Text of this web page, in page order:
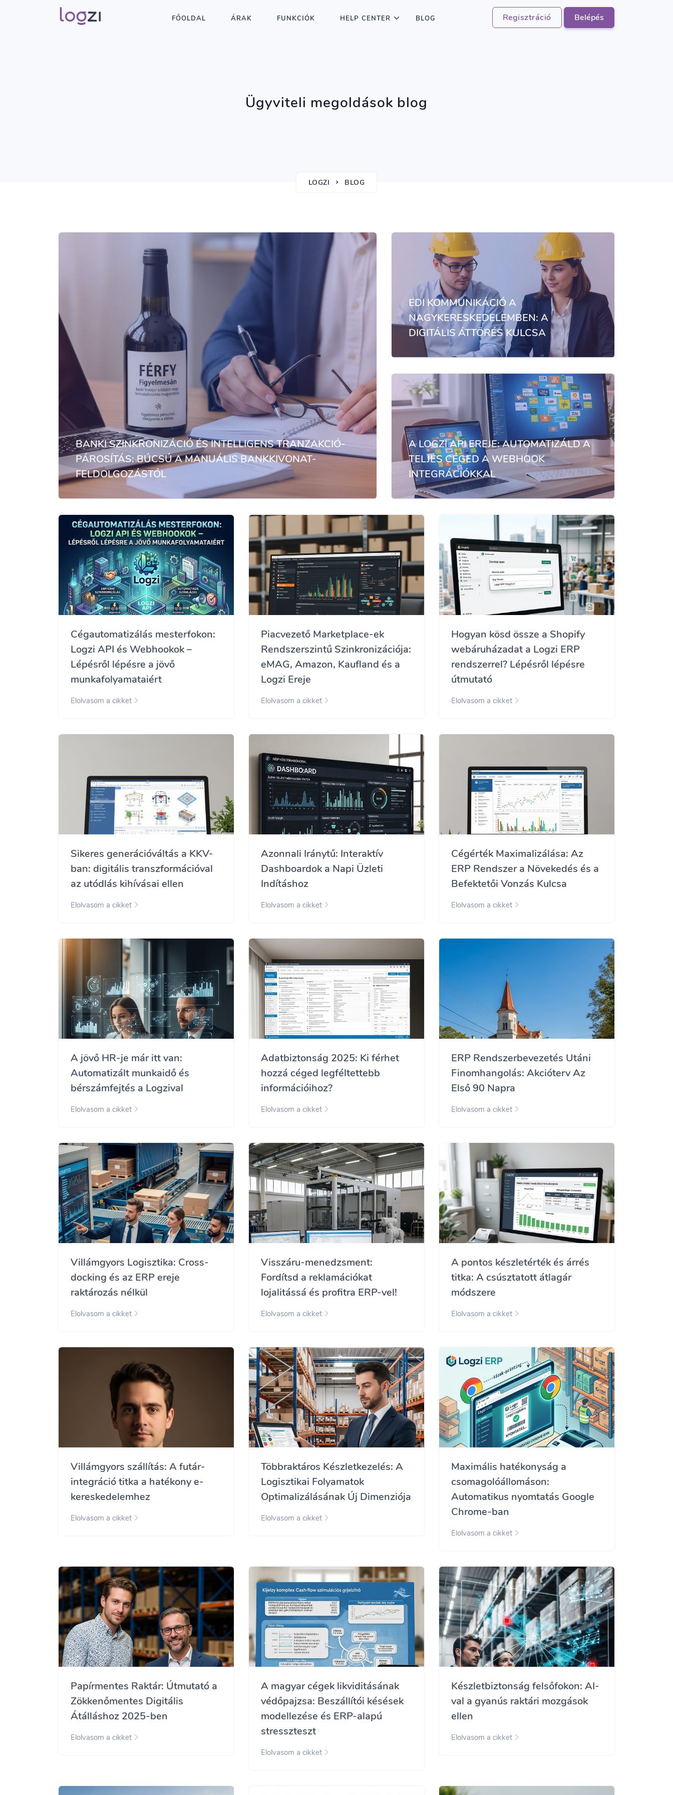
Regisztráció Belépés
FŐOLDAL ÁRAK FUNKCIÓK HELP CENTER BLOG
Ügyviteli megoldások blog
LOGZI BLOG
BANKI SZINKRONIZÁCIÓ ÉS INTELLIGENS TRANZAKCIÓ-
PÁROSÍTÁS: BÚCSÚ A MANUÁLIS BANKKIVONAT-
FELDOLGOZÁSTÓL
EDI KOMMUNIKÁCIÓ A
NAGYKERESKEDELEMBEN: A
DIGITÁLIS ÁTTÖRÉS KULCSA
A LOGZI API EREJE: AUTOMATIZÁLD A
TELJES CÉGED A WEBHOOK
INTEGRÁCIÓKKAL
Cégautomatizálás mesterfokon:
Logzi API és Webhookok –
Lépésről lépésre a jövő
munkafolyamataiért
Elolvasom a cikket
Piacvezető Marketplace-ek
Rendszerszintű Szinkronizációja:
eMAG, Amazon, Kaufland és a
Logzi Ereje
Elolvasom a cikket
Hogyan kösd össze a Shopify
webáruházadat a Logzi ERP
rendszerrel? Lépésről lépésre
útmutató
Elolvasom a cikket
Sikeres generációváltás a KKV-
ban: digitális transzformációval
az utódlás kihívásai ellen
Elolvasom a cikket
Azonnali Iránytű: Interaktív
Dashboardok a Napi Üzleti
Indításhoz
Elolvasom a cikket
Cégérték Maximalizálása: Az
ERP Rendszer a Növekedés és a
Befektetői Vonzás Kulcsa
Elolvasom a cikket
A jövő HR-je már itt van:
Automatizált munkaidő és
bérszámfejtés a Logzival
Elolvasom a cikket
Adatbiztonság 2025: Ki férhet
hozzá céged legféltettebb
információihoz?
Elolvasom a cikket
ERP Rendszerbevezetés Utáni
Finomhangolás: Akcióterv Az
Első 90 Napra
Elolvasom a cikket
Villámgyors Logisztika: Cross-
docking és az ERP ereje
raktározás nélkül
Elolvasom a cikket
Visszáru-menedzsment:
Fordítsd a reklamációkat
lojalitássá és profitra ERP-vel!
Elolvasom a cikket
A pontos készletérték és árrés
titka: A csúsztatott átlagár
módszere
Elolvasom a cikket
Villámgyors szállítás: A futár-
integráció titka a hatékony e-
kereskedelemhez
Elolvasom a cikket
Többraktáros Készletkezelés: A
Logisztikai Folyamatok
Optimalizálásának Új Dimenziója
Elolvasom a cikket
Maximális hatékonyság a
csomagolóállomáson:
Automatikus nyomtatás Google
Chrome-ban
Elolvasom a cikket
Papírmentes Raktár: Útmutató a
Zökkenőmentes Digitális
Átálláshoz 2025-ben
Elolvasom a cikket
A magyar cégek likviditásának
védőpajzsa: Beszállítói késések
modellezése és ERP-alapú
stresszteszt
Elolvasom a cikket
Készletbiztonság felsőfokon: AI-
val a gyanús raktári mozgások
ellen
Elolvasom a cikket